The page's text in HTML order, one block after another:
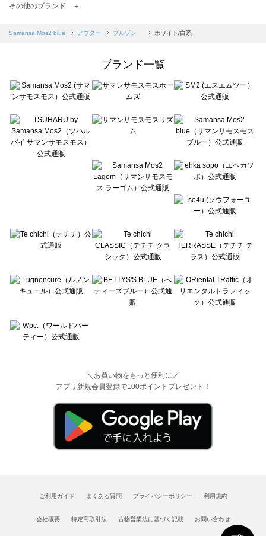
TSUHARU by Samansa Mos2（ツハルバイサマンサモスモス）のブルゾン 一覧
Samansa Mos2 blue（サマンサモスモス ブルー）のブルゾン 一覧
sō4ū（ソウフォーユー）のブルゾン 一覧
Te chichi（テチチ）のブルゾン 一覧
Te chichi CLASSIC（テチチ クラシック）のブルゾン 一覧
Lugnoncure（ルノンキュール）のブルゾン 一覧
BETTY'S BLUE（べティーズブルー）のブルゾン 一覧
Wpc.（ワールドパーティー）のブルゾン 一覧
その他のブランド ＋
Samansa Mos2 blue アウター ブルゾン ホワイト/白系
ブランド一覧
＼お買い物をもっと便利に／
アプリ新規会員登録で100ポイントプレゼント！
ご利用ガイド よくある質問 プライバシーポリシー 利用規約
会社概要 特定商取引法 古物営業法に基づく記載 お問い合わせ